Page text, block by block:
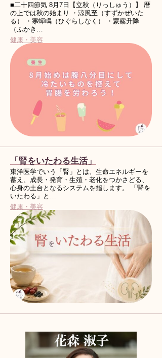
■二十四節気 8月7日【立秋（りっしゅう）】 暦
の上では秋の始まり ・涼風至（すずかぜいた
る） ・寒蟬鳴（ひぐらしなく） ・蒙霧升降
（ふかき…
健康・美容
「腎をいたわる生活」
東洋医学でいう「腎」とは、生命エネルギーを
蓄え、成長・発育・生殖・老化をつかさどる、
心身の土台となるシステムを指します。 「腎を
いたわる」と…
健康・美容